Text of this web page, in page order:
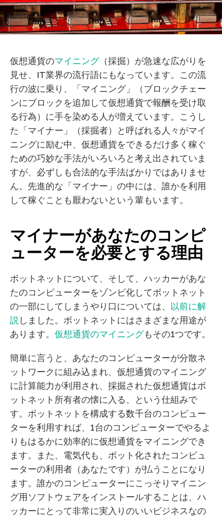
仮想通貨のマイニング（採掘）が急速な広がりを
見せ、IT業界の流行語にもなっています。この流
行の波に乗り、「マイニング」（ブロックチェー
ンにブロックを追加して仮想通貨で報酬を受け取
る行為）に手を染める人が増えています。こうし
た「マイナー」（採掘者）と呼ばれる人々がマイ
ニングに励む中、仮想通貨をできるだけ多く稼ぐ
ための巧妙な手法がいろいろと考え出されていま
すが、必ずしも合法的な手法ばかりではありませ
ん。先進的な「マイナー」の中には、誰かを利用
して稼ぐことも厭わないという輩もいます。
マイナーがあなたのコンピ
ューターを必要とする理由
ボットネットについて、そして、ハッカーがあな
たのコンピューターをゾンビ化してボットネット
の一部にしてしまうやり口については、 以前に解
説しました。ボットネットにはさまざまな用途が
あります。 仮想通貨のマイニングもその1つです。
簡単に言うと、あなたのコンピューターが分散ネ
ットワークに組み込まれ、仮想通貨のマイニング
に計算能力が利用され、採掘された仮想通貨はボ
ットネット所有者の懐に入る、という仕組みで
す。ボットネットを構成する数千台のコンピュー
ターを利用すれば、1台のコンピューターでやるよ
りもはるかに効率的に仮想通貨をマイニングでき
ます。また、電気代も、ボット化されたコンピュ
ーターの利用者（あなたです）が払うことになり
ます。誰かのコンピューターにこっそりマイニン
グ用ソフトウェアをインストールすることは、ハ
ッカーにとって非常に実入りのいいビジネスなの